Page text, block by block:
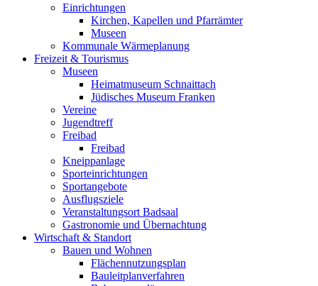
Einrichtungen
Kirchen, Kapellen und Pfarrämter
Museen
Kommunale Wärmeplanung
Freizeit & Tourismus
Museen
Heimatmuseum Schnaittach
Jüdisches Museum Franken
Vereine
Jugendtreff
Freibad
Freibad
Kneippanlage
Sporteinrichtungen
Sportangebote
Ausflugsziele
Veranstaltungsort Badsaal
Gastronomie und Übernachtung
Wirtschaft & Standort
Bauen und Wohnen
Flächennutzungsplan
Bauleitplanverfahren